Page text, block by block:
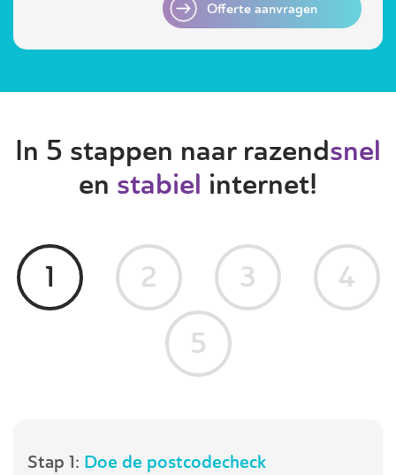
Offerte aanvragen
In 5 stappen naar razendsnel
en stabiel internet!
1 2 3
4
5
Stap 1: Doe de postcodecheck